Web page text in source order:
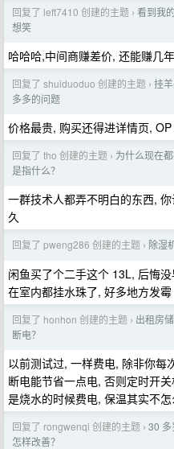
回复了 left7410 创建的主题 › 看到我
想笑
哈哈哈,中间商赚差价, 还能赚几
回复了 shuiduoduo 创建的主题 › 挂
多多的问题
价格最贵, 购买还得进详情页,
回复了 tho 创建的主题 › 为什么现在
是指什么？
一群技术人都弄不明白的东西,
久
回复了 pweng286 创建的主题 › 除湿
闲鱼买了个二手这个 13L, 后悔
在室内都挂水珠了, 好多地方发霉
回复了 honhon 创建的主题 › 出租房
断电？
以前测试过, 一样费电, 除非你每
断电能节省一点电, 否则定时开
是烧水的时候费电, 保温其实不
回复了 rongwenqi 创建的主题 › 30 多
怎样改善？